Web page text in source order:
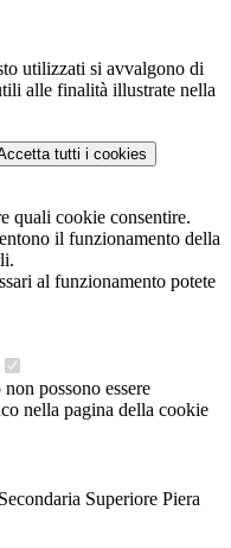
utilizzati si avvalgono di
alle finalità illustrate nella
tutti i cookies
quali cookie consentire.
il funzionamento della
al funzionamento potete
possono essere
nella pagina della cookie
Superiore Piera